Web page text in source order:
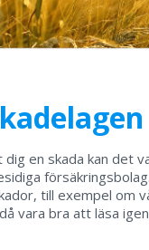
dig en skada kan det
försäkringsbolag.
till exempel om
vara bra att läsa